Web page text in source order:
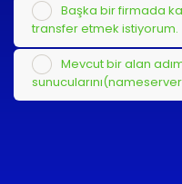
Başka bir firmada
transfer etmek istiyorum.
Mevcut bir alan